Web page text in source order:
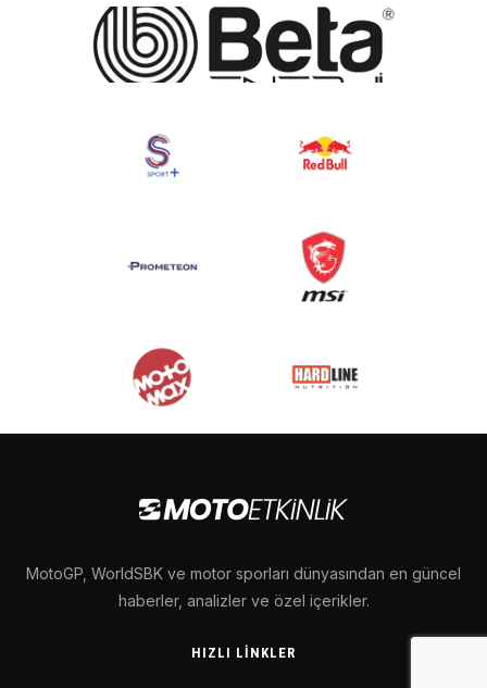
MotoGP, WorldSBK ve motor sporları dünyasından en güncel
haberler, analizler ve özel içerikler.
HIZLI LINKLER